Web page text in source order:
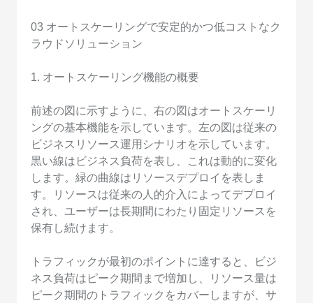
03 オートスケーリングで安定的かつ低コストなク
ラウドソリューション
1. オートスケーリング機能の概要
前述の図に示すように、右の図はオートスケーリ
ングの基本機能を示しています。左の図は従来の
ビジネスリソース運用シナリオを示しています。
黒い線はビジネス負荷を表し、これは動的に変化
します。緑の曲線はリソースデプロイを表しま
す。リソースは従来の人的介入によってデプロイ
され、ユーザーは長期間にわたり固定リソースを
保有し続けます。
トラフィックが最初のポイントに達すると、ビジ
ネス負荷はピーク期間まで増加し、リソース量は
ピーク期間のトラフィックをカバーしますが、サ